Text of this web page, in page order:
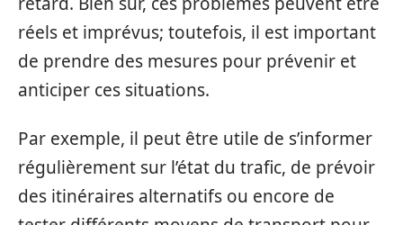
réels et imprévus; toutefois, il est important
de prendre des mesures pour prévenir et
anticiper ces situations.
Par exemple, il peut être utile de s’informer
régulièrement sur l’état du trafic, de prévoir
des itinéraires alternatifs ou encore de